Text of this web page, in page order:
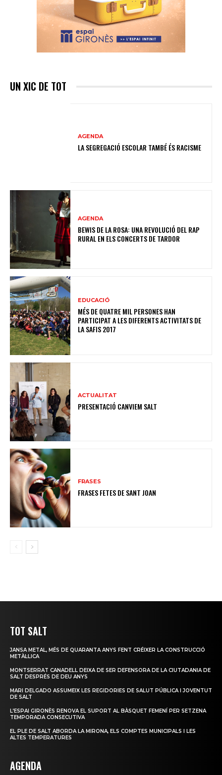
UN XIC DE TOT
AGENDA
LA SEGREGACIÓ ESCOLAR TAMBÉ ÉS RACISME
AGENDA
BEWIS DE LA ROSA: UNA REVOLUCIÓ DEL RAP
RURAL EN ELS CONCERTS DE TARDOR
EDUCACIÓ
MÉS DE QUATRE MIL PERSONES HAN
PARTICIPAT A LES DIFERENTS ACTIVITATS DE
LA SAFIS 2017
ACTUALITAT
PRESENTACIÓ CANVIEM SALT
FRASES
FRASES FETES DE SANT JOAN
TOT SALT
JANSA METAL, MÉS DE QUARANTA ANYS FENT CRÉIXER LA CONSTRUCCIÓ
METÀL·LICA
MONTSERRAT CANADELL DEIXA DE SER DEFENSORA DE LA CIUTADANIA DE
SALT DESPRÉS DE DEU ANYS
MARI DELGADO ASSUMEIX LES REGIDORIES DE SALUT PÚBLICA I JOVENTUT
DE SALT
L’ESPAI GIRONÈS RENOVA EL SUPORT AL BÀSQUET FEMENÍ PER SETZENA
TEMPORADA CONSECUTIVA
EL PLE DE SALT ABORDA LA MIRONA, ELS COMPTES MUNICIPALS I LES
ALTES TEMPERATURES
AGENDA